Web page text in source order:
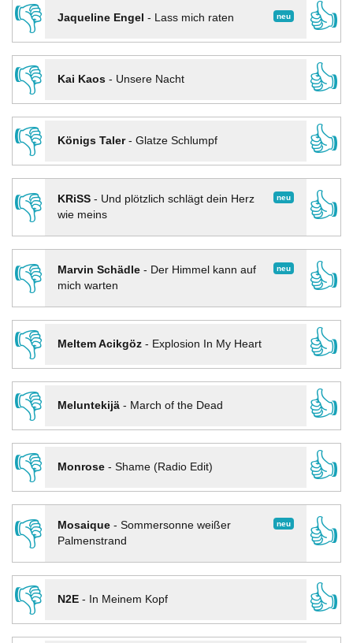
👎
neu
Jaqueline Engel - Lass mich raten
👍
👎
Kai Kaos- Unsere Nacht
👍
👎
Königs Taler- Glatze Schlumpf
👍
👎
neu
KRiSS- Und plötzlich schlägt dein Herz
wie meins
👍
👎 neu
Marvin Schädle- Der Himmel kann auf
mich warten
👍
👎
Meltem Acikgöz- Explosion In My Heart
👍
👎
Meluntekijä- March of the Dead
👍
👎
Monrose- Shame (Radio Edit)
👍
👎
neu
Mosaique- Sommersonne weißer
Palmenstrand
👍
👎
N2E- In Meinem Kopf
👍